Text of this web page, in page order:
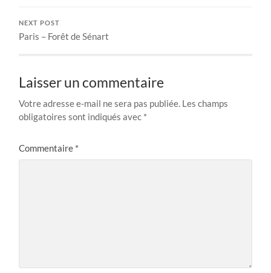
NEXT POST
Paris – Forêt de Sénart
Laisser un commentaire
Votre adresse e-mail ne sera pas publiée. Les champs
obligatoires sont indiqués avec *
Commentaire *